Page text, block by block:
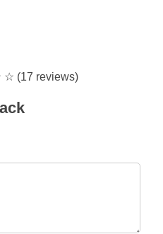
☆ (17 reviews)